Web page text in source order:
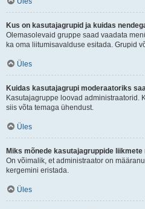
Kus on kasutajagrupid ja kuidas
Olemasolevaid gruppe saad vaadata
ka oma liitumisavalduse esitada. Grupid
Üles
Kuidas kasutajagrupi moderaatoriks
Kasutajagruppe loovad administraatorid.
siis võta temaga ühendust.
Üles
Miks mõnede kasutajagruppide
On võimalik, et administraator on
kergemini eristada.
Üles